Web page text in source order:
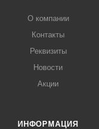
О компании
Контакты
Реквизиты
Новости
Акции
ИНФОРМАЦИЯ